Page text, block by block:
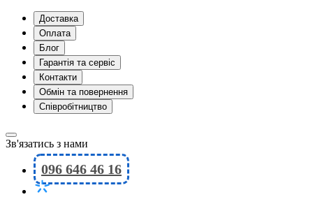
Доставка
Оплата
Блог
Гарантія та сервіс
Контакти
Обмін та повернення
Співробітництво
Зв'язатись з нами
096 646 46 16